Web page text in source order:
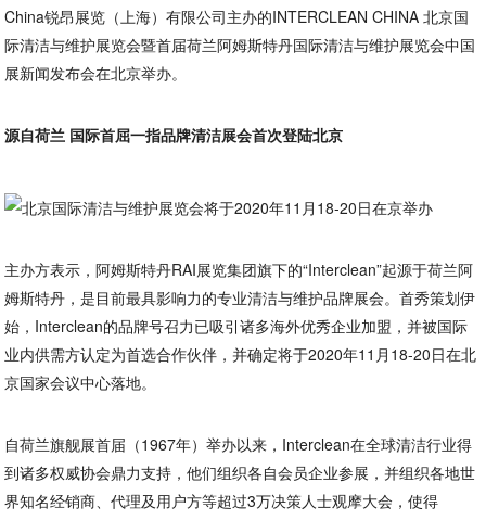
China锐昂展览（上海）有限公司主办的INTERCLEAN CHINA 北京国
际清洁与维护展览会暨首届荷兰阿姆斯特丹国际清洁与维护展览会中国
展新闻发布会在北京举办。
源自荷兰 国际首屈一指品牌清洁展会首次登陆北京
主办方表示，阿姆斯特丹RAI展览集团旗下的“Interclean”起源于荷兰阿
姆斯特丹，是目前最具影响力的专业清洁与维护品牌展会。首秀策划伊
始，Interclean的品牌号召力已吸引诸多海外优秀企业加盟，并被国际
业内供需方认定为首选合作伙伴，并确定将于2020年11月18-20日在北
京国家会议中心落地。
自荷兰旗舰展首届（1967年）举办以来，Interclean在全球清洁行业得
到诸多权威协会鼎力支持，他们组织各自会员企业参展，并组织各地世
界知名经销商、代理及用户方等超过3万决策人士观摩大会，使得